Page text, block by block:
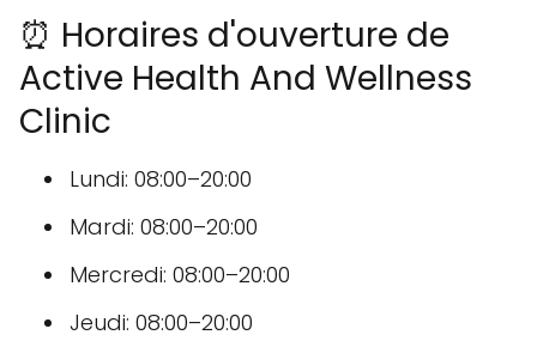
⏰ Horaires d'ouverture de
Active Health And Wellness
Clinic
Lundi: 08:00–20:00
Mardi: 08:00–20:00
Mercredi: 08:00–20:00
Jeudi: 08:00–20:00